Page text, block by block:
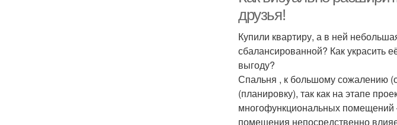
друзья!
Купили квартиру, а в ней
сбалансированной? Как украсить
выгоду?
Спальня , к большому сожалению
(планировку), так как на этапе
многофункциональных помещений
помещения непосредственно